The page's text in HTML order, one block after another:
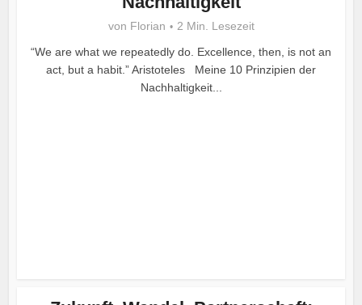
von Florian
2 Min. Lesezeit
“We are what we repeatedly do. Excellence, then, is not an
act, but a habit.” Aristoteles Meine 10 Prinzipien der
Nachhaltigkeit...